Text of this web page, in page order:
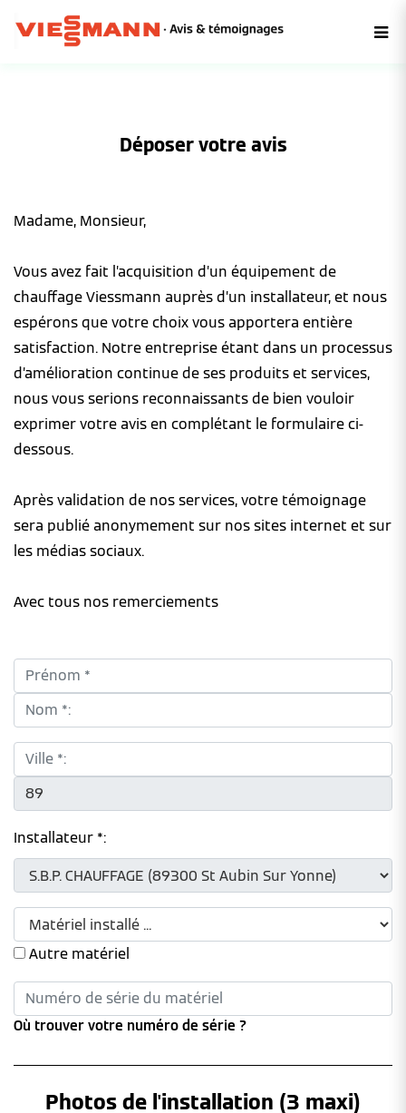
Déposer votre avis
Madame, Monsieur,
Vous avez fait l’acquisition d’un équipement de
chauffage Viessmann auprès d’un installateur, et nous
espérons que votre choix vous apportera entière
satisfaction. Notre entreprise étant dans un processus
d’amélioration continue de ses produits et services,
nous vous serions reconnaissants de bien vouloir
exprimer votre avis en complétant le formulaire ci-
dessous.
Après validation de nos services, votre témoignage
sera publié anonymement sur nos sites internet et sur
les médias sociaux.
Avec tous nos remerciements
Prénom *:
Nom *:
Ville *:
CP *:
Installateur *:
Autre matériel
Où trouver votre numéro de série ?
Photos de l'installation (3 maxi)